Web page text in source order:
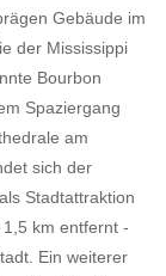
Gebäude im
der Mississippi
Bourbon
Spaziergang
am
sich der
Stadtattraktion
km entfernt -
Ein weiterer